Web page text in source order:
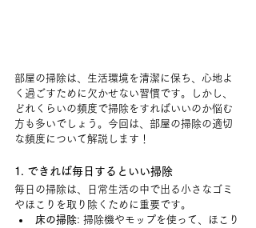
部屋の掃除は、生活環境を清潔に保ち、心地よ
く過ごすために欠かせない習慣です。しかし、
どれくらいの頻度で掃除をすればいいのか悩む
方も多いでしょう。今回は、部屋の掃除の適切
な頻度について解説します！
1. できれば毎日するといい掃除
毎日の掃除は、日常生活の中で出る小さなゴミ
やほこりを取り除くために重要です。
床の掃除: 掃除機やモップを使って、ほこり